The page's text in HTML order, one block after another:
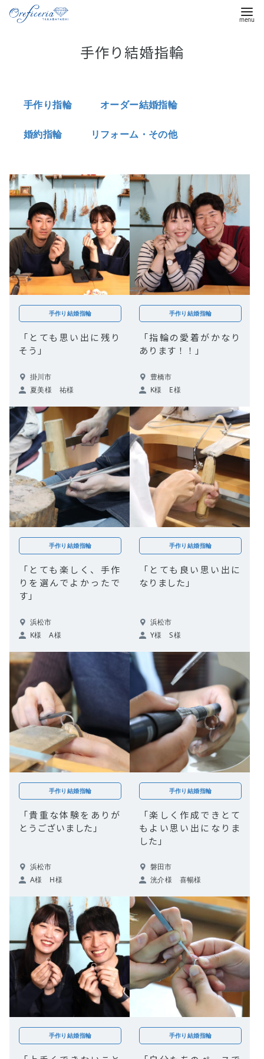
手作り結婚指輪
手作り指輪 オーダー結婚指輪
婚約指輪 リフォーム・その他
手作り結婚指輪
「とても思い出に残り
そう」
掛川市
夏美様 祐様
手作り結婚指輪
「指輪の愛着がかなり
あります！！」
豊橋市
K様 E様
手作り結婚指輪
「とても楽しく、手作
りを選んでよかったで
す」
浜松市
K様 A様
手作り結婚指輪
「とても良い思い出に
なりました」
浜松市
Y様 S様
手作り結婚指輪
「貴重な体験をありが
とうございました」
浜松市
A様 H様
手作り結婚指輪
「楽しく作成できとて
もよい思い出になりま
した」
磐田市
洸介様 喜暢様
手作り結婚指輪 手作り結婚指輪